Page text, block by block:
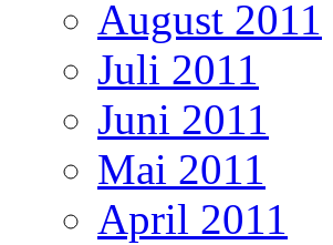
August 2011
Juli 2011
Juni 2011
Mai 2011
April 2011